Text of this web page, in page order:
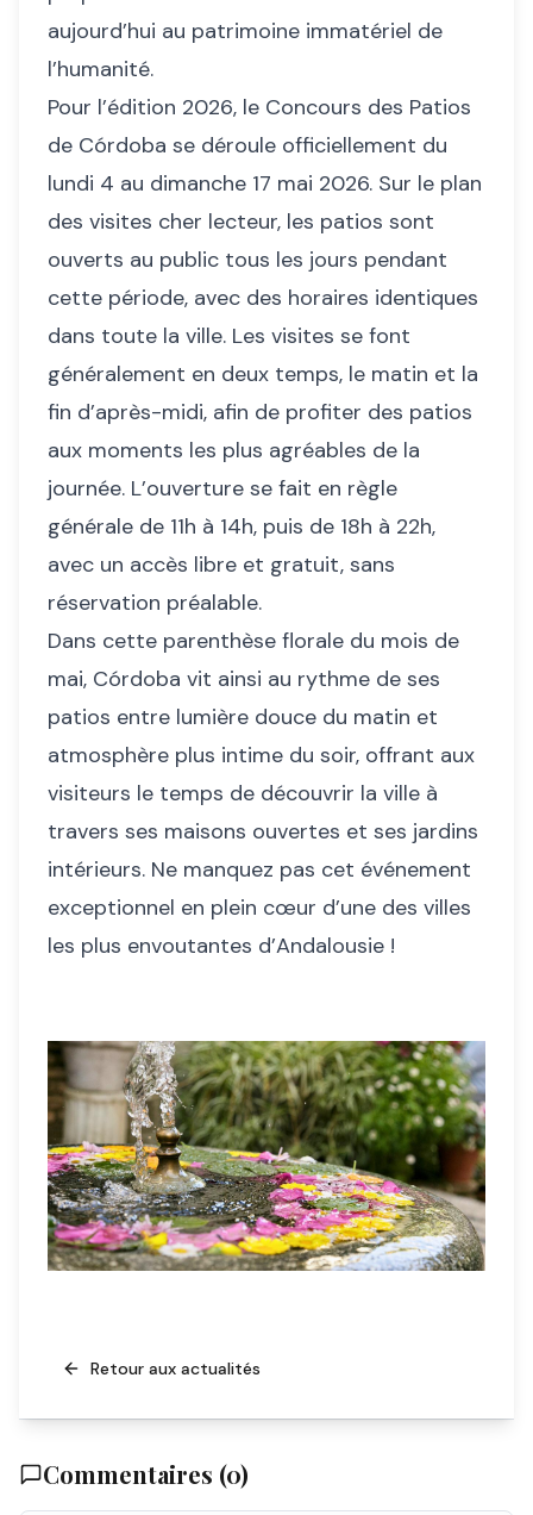
aujourd’hui au patrimoine immatériel de
l’humanité.
Pour l’édition 2026, le Concours des Patios
de Córdoba se déroule officiellement du
lundi 4 au dimanche 17 mai 2026. Sur le plan
des visites cher lecteur, les patios sont
ouverts au public tous les jours pendant
cette période, avec des horaires identiques
dans toute la ville. Les visites se font
généralement en deux temps, le matin et la
fin d’après-midi, afin de profiter des patios
aux moments les plus agréables de la
journée. L’ouverture se fait en règle
générale de 11h à 14h, puis de 18h à 22h,
avec un accès libre et gratuit, sans
réservation préalable.
Dans cette parenthèse florale du mois de
mai, Córdoba vit ainsi au rythme de ses
patios entre lumière douce du matin et
atmosphère plus intime du soir, offrant aux
visiteurs le temps de découvrir la ville à
travers ses maisons ouvertes et ses jardins
intérieurs. Ne manquez pas cet événement
exceptionnel en plein cœur d’une des villes
les plus envoutantes d’Andalousie !
Retour aux actualités
Commentaires (0)